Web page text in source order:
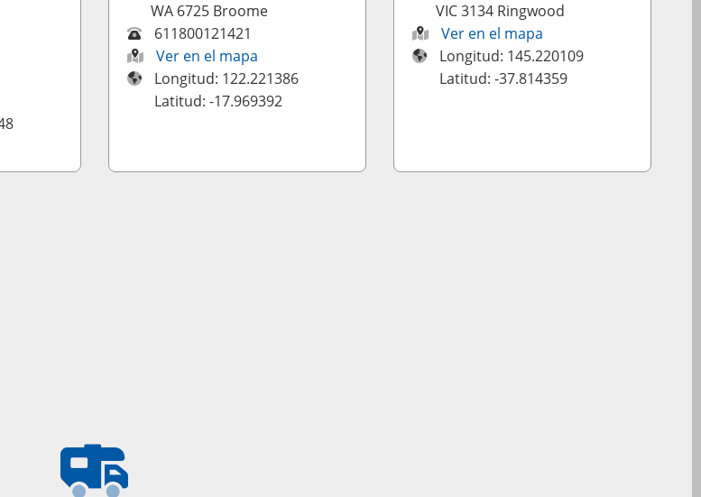
WA 6725 Broome
611800121421
Ver en el mapa
Longitud: 122.221386
Latitud: -17.969392
VIC 3134 Ringwood
Ver en el mapa
Longitud: 145.220109
Latitud: -37.814359